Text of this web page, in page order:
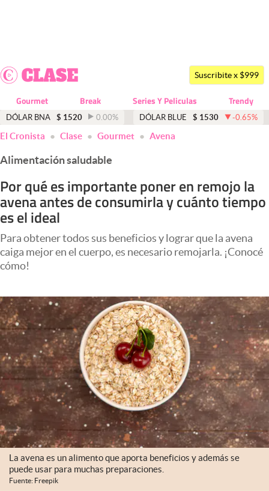
Dólar
Economía y Política
Finanzas y Mercados
Mercados Online
Negocios
Columnistas
Apertura
Clase
Clima
Mundial 2026
Eventos Corporativos
El Cronista Studio
Mediakit
abre en nueva pestaña
Argentina
Suscribite x $999
Gourmet Break Series Y Peliculas Trendy
DÓLAR BNA $ 1520 0.00% DÓLAR BLUE $ 1530 -0.65%
El Cronista Clase Gourmet Avena
Alimentación saludable
Por qué es importante poner en remojo la
avena antes de consumirla y cuánto tiempo
es el ideal
Para obtener todos sus beneficios y lograr que la avena
caiga mejor en el cuerpo, es necesario remojarla. ¡Conocé
cómo!
La avena es un alimento que aporta beneficios y además se
puede usar para muchas preparaciones.
Fuente: Freepik